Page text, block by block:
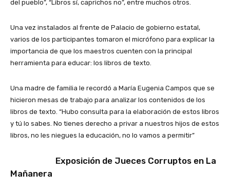
del pueblo”, “Libros sí, caprichos no”, entre muchos otros.
Una vez instalados al frente de Palacio de gobierno estatal,
varios de los participantes tomaron el micrófono para explicar la
importancia de que los maestros cuenten con la principal
herramienta para educar: los libros de texto.
Una madre de familia le recordó a María Eugenia Campos que se
hicieron mesas de trabajo para analizar los contenidos de los
libros de texto. “Hubo consulta para la elaboración de estos libros
y tú lo sabes. No tienes derecho a privar a nuestros hijos de estos
libros, no les niegues la educación, no lo vamos a permitir”
Exposición de Jueces Corruptos en La
Mañanera